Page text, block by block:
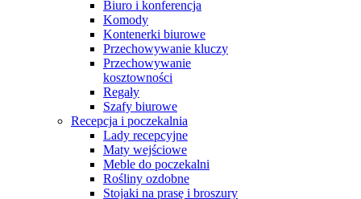
Biuro i konferencja
Komody
Kontenerki biurowe
Przechowywanie kluczy
Przechowywanie
kosztowności
Regały
Szafy biurowe
Recepcja i poczekalnia
Lady recepcyjne
Maty wejściowe
Meble do poczekalni
Rośliny ozdobne
Stojaki na prasę i broszury